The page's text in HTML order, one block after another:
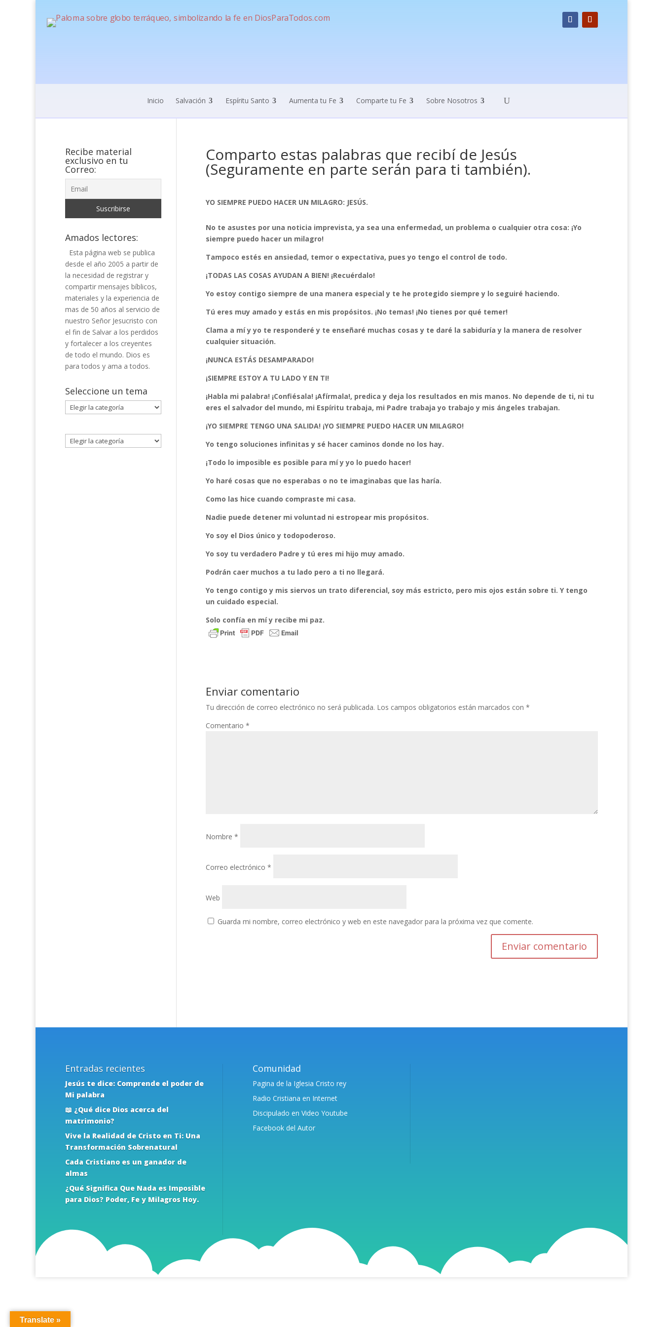
Inicio Salvación Espíritu Santo Aumenta tu Fe Comparte tu Fe Sobre Nosotros
Comparto estas palabras que recibí de Jesús
(Seguramente en parte serán para ti también).
YO SIEMPRE PUEDO HACER UN MILAGRO: JESÚS.
No te asustes por una noticia imprevista, ya sea una enfermedad, un problema o cualquier otra cosa: ¡Yo
siempre puedo hacer un milagro!
Tampoco estés en ansiedad, temor o expectativa, pues yo tengo el control de todo.
¡TODAS LAS COSAS AYUDAN A BIEN! ¡Recuérdalo!
Yo estoy contigo siempre de una manera especial y te he protegido siempre y lo seguiré haciendo.
Tú eres muy amado y estás en mis propósitos. ¡No temas! ¡No tienes por qué temer!
Clama a mí y yo te responderé y te enseñaré muchas cosas y te daré la sabiduría y la manera de resolver
cualquier situación.
¡NUNCA ESTÁS DESAMPARADO!
¡SIEMPRE ESTOY A TU LADO Y EN TI!
¡Habla mi palabra! ¡Confiésala! ¡Afírmala!, predica y deja los resultados en mis manos. No depende de ti, ni tu
eres el salvador del mundo, mi Espíritu trabaja, mi Padre trabaja yo trabajo y mis ángeles trabajan.
¡YO SIEMPRE TENGO UNA SALIDA! ¡YO SIEMPRE PUEDO HACER UN MILAGRO!
Yo tengo soluciones infinitas y sé hacer caminos donde no los hay.
¡Todo lo imposible es posible para mí y yo lo puedo hacer!
Yo haré cosas que no esperabas o no te imaginabas que las haría.
Como las hice cuando compraste mi casa.
Nadie puede detener mi voluntad ni estropear mis propósitos.
Yo soy el Dios único y todopoderoso.
Yo soy tu verdadero Padre y tú eres mi hijo muy amado.
Podrán caer muchos a tu lado pero a ti no llegará.
Yo tengo contigo y mis siervos un trato diferencial, soy más estricto, pero mis ojos están sobre ti. Y tengo
un cuidado especial.
Solo confía en mí y recibe mi paz.
Enviar comentario
Tu dirección de correo electrónico no será publicada. Los campos obligatorios están marcados con *
Comentario *
Nombre *
Correo electrónico *
Web
Guarda mi nombre, correo electrónico y web en este navegador para la próxima vez que comente.
Recibe material
exclusivo en tu
Correo:
Amados lectores:
Esta página web se publica
desde el año 2005 a partir de
la necesidad de registrar y
compartir mensajes bíblicos,
materiales y la experiencia de
mas de 50 años al servicio de
nuestro Señor Jesucristo con
el fin de Salvar a los perdidos
y fortalecer a los creyentes
de todo el mundo. Dios es
para todos y ama a todos.
Seleccione un tema
Seleccione
un
Entradas recientes
Jesús te dice: Comprende el poder de
Mi palabra
📖 ¿Qué dice Dios acerca del
matrimonio?
Vive la Realidad de Cristo en Ti: Una
Transformación Sobrenatural
Cada Cristiano es un ganador de
almas
¿Qué Significa Que Nada es Imposible
para Dios? Poder, Fe y Milagros Hoy.
Comunidad
Pagina de la Iglesia Cristo rey
Radio Cristiana en Internet
Discipulado en Video Youtube
Facebook del Autor
Translate »